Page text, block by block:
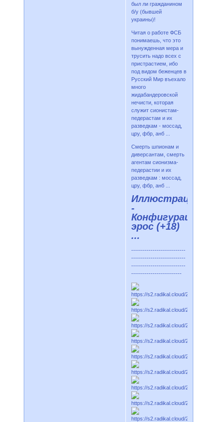
был ли гражданином
б/у (бывшей
украины)!
Читая о работе ФСБ
понимаешь, что это
вынужденная мера и
трусить надо всех с
пристрастием, ибо
под видом беженцев в
Русский Мир въехало
много
жидабандеровской
нечисти, которая
служит сионистам-
педерастам и их
разведкам - моссад,
цру, фбр, анб ...
Смерть шпионам и
диверсантам, смерть
агентам сионизма-
педерастии и их
разведкам : моссад,
цру, фбр, анб ...
Иллюстрации
-
Конфигурации
эрос (+18)
...
----------------------------
----------------------------
----------------------------
--------------------------